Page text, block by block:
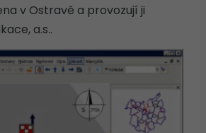
v Ostravě a provozují ji
a.s..